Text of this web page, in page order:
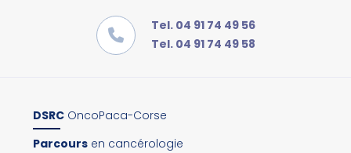
Tel. 04 91 74 49 56
Tel. 04 91 74 49 58
DSRC OncoPaca-Corse
Parcours en cancérologie